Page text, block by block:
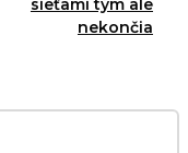
sieťami tým ale
nekončia